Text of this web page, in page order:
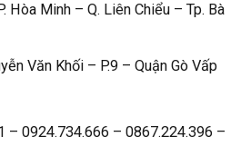
Hòa Minh – Q. Liên Chiểu – Tp. Bà
Văn Khối – P.9 – Quận Gò Vấp
– 0924.734.666 – 0867.224.396 –